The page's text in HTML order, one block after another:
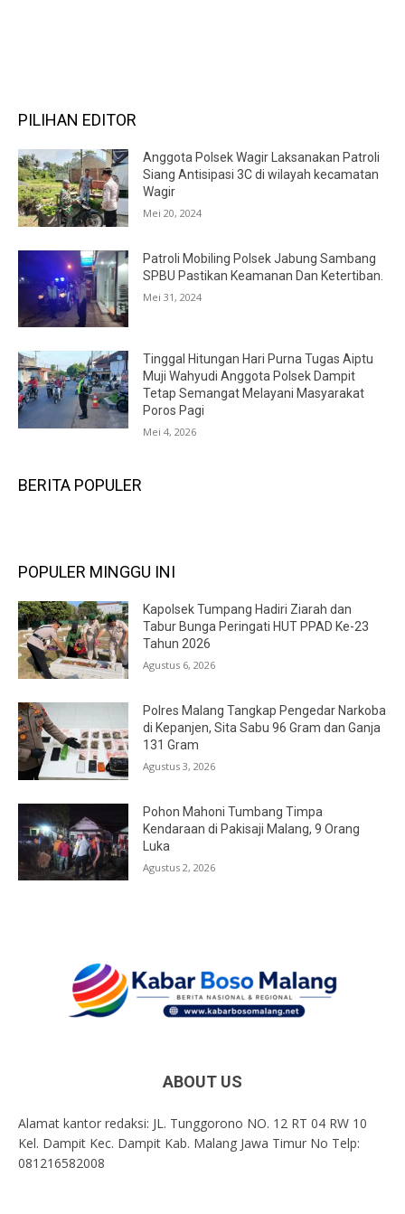
PILIHAN EDITOR
Anggota Polsek Wagir Laksanakan Patroli
Siang Antisipasi 3C di wilayah kecamatan
Wagir
Mei 20, 2024
Patroli Mobiling Polsek Jabung Sambang
SPBU Pastikan Keamanan Dan Ketertiban.
Mei 31, 2024
Tinggal Hitungan Hari Purna Tugas Aiptu
Muji Wahyudi Anggota Polsek Dampit
Tetap Semangat Melayani Masyarakat
Poros Pagi
Mei 4, 2026
BERITA POPULER
POPULER MINGGU INI
Kapolsek Tumpang Hadiri Ziarah dan
Tabur Bunga Peringati HUT PPAD Ke-23
Tahun 2026
Agustus 6, 2026
Polres Malang Tangkap Pengedar Narkoba
di Kepanjen, Sita Sabu 96 Gram dan Ganja
131 Gram
Agustus 3, 2026
Pohon Mahoni Tumbang Timpa
Kendaraan di Pakisaji Malang, 9 Orang
Luka
Agustus 2, 2026
ABOUT US
Alamat kantor redaksi: JL. Tunggorono NO. 12 RT 04 RW 10
Kel. Dampit Kec. Dampit Kab. Malang Jawa Timur No Telp:
081216582008